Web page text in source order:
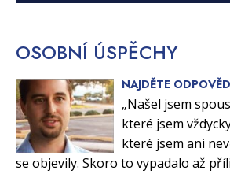
OSOBNÍ ÚSPĚCHY
NAJDĚTE
„Našel jsem
které jsem
které jsem ani
se objevily. Skoro to vypadalo až